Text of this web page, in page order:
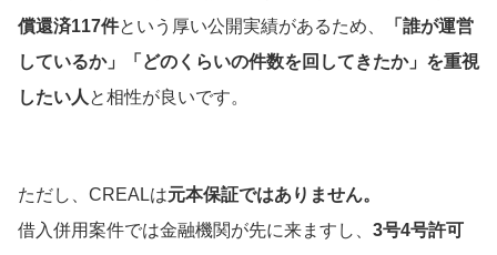
償還済117件という厚い公開実績があるため、
「誰が運営
しているか」「どのくらいの件数を回してきたか」を重視
したい人 と相性が良いです。
ただし、CREALは元本保証ではありません。
借入併用案件では金融機関が先に来ますし、 3号4号許可